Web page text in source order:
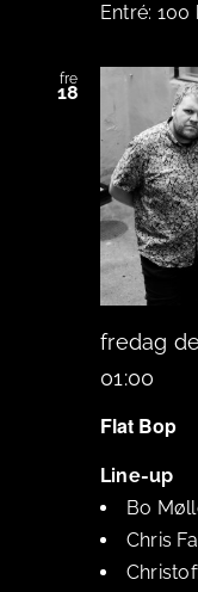
100
fre
18
fredag
01:00
Flat Bop
Line-up
Bo
Chris